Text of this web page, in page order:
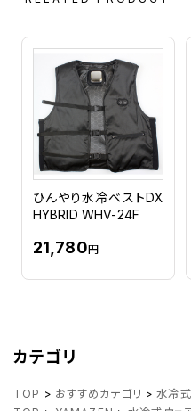
ひんやり水冷ベストDX
HYBRID WHV-24F
21,780円
カテゴリ
TOP > おすすめカテゴリ > 水冷